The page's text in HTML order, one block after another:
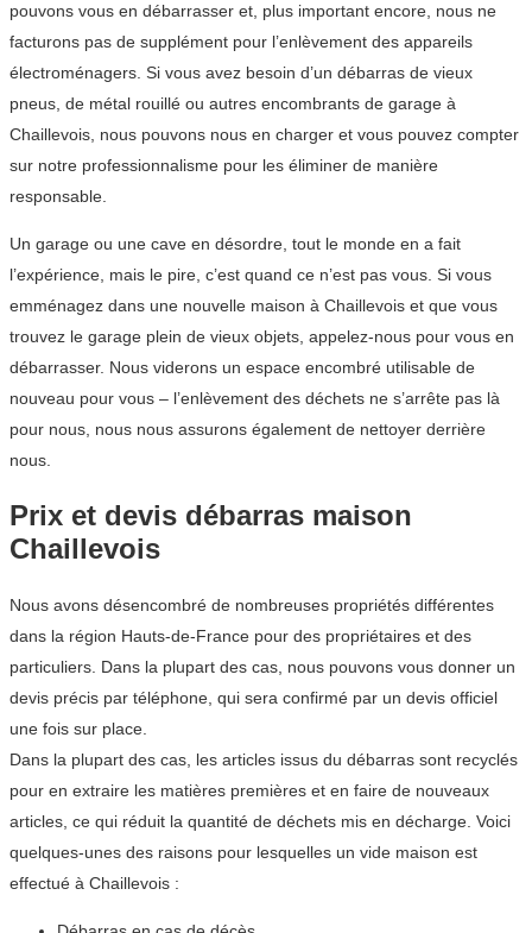
pouvons vous en débarrasser et, plus important encore, nous ne
facturons pas de supplément pour l’enlèvement des appareils
électroménagers. Si vous avez besoin d’un débarras de vieux
pneus, de métal rouillé ou autres encombrants de garage à
Chaillevois, nous pouvons nous en charger et vous pouvez compter
sur notre professionnalisme pour les éliminer de manière
responsable.
Un garage ou une cave en désordre, tout le monde en a fait
l’expérience, mais le pire, c’est quand ce n’est pas vous. Si vous
emménagez dans une nouvelle maison à Chaillevois et que vous
trouvez le garage plein de vieux objets, appelez-nous pour vous en
débarrasser. Nous viderons un espace encombré utilisable de
nouveau pour vous – l’enlèvement des déchets ne s’arrête pas là
pour nous, nous nous assurons également de nettoyer derrière
nous.
Prix et devis débarras maison
Chaillevois
Nous avons désencombré de nombreuses propriétés différentes
dans la région Hauts-de-France pour des propriétaires et des
particuliers. Dans la plupart des cas, nous pouvons vous donner un
devis précis par téléphone, qui sera confirmé par un devis officiel
une fois sur place.
Dans la plupart des cas, les articles issus du débarras sont recyclés
pour en extraire les matières premières et en faire de nouveaux
articles, ce qui réduit la quantité de déchets mis en décharge. Voici
quelques-unes des raisons pour lesquelles un vide maison est
effectué à Chaillevois :